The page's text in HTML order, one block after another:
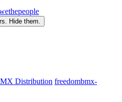
Hide them.
Distribution freedombmx-